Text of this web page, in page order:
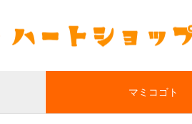
マミコゴト